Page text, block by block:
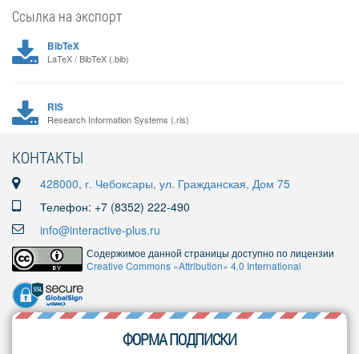
Ссылка на экспорт
BibTeX
LaTeX / BibTeX (.bib)
RIS
Research Information Systems (.ris)
КОНТАКТЫ
428000, г. Чебоксары, ул. Гражданская, Дом 75
Телефон: +7 (8352) 222-490
info@interactive-plus.ru
Содержимое данной страницы доступно по лицензии
Creative Commons «Attribution» 4.0 International
ФОРМА ПОДПИСКИ